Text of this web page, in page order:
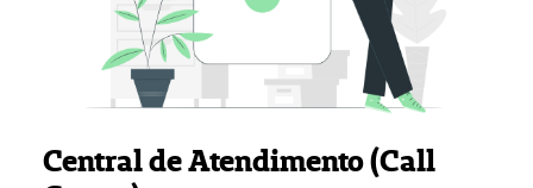
Central de Atendimento (Call